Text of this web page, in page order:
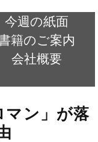
今週の紙面
籍のご案内
会社概要
マン」が落